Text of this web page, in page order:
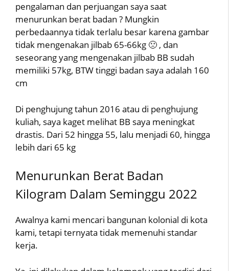
pengalaman dan perjuangan saya saat
menurunkan berat badan ? Mungkin
perbedaannya tidak terlalu besar karena gambar
tidak mengenakan jilbab 65-66kg 🙁 , dan
seseorang yang mengenakan jilbab BB sudah
memiliki 57kg, BTW tinggi badan saya adalah 160
cm
Di penghujung tahun 2016 atau di penghujung
kuliah, saya kaget melihat BB saya meningkat
drastis. Dari 52 hingga 55, lalu menjadi 60, hingga
lebih dari 65 kg
Menurunkan Berat Badan
Kilogram Dalam Seminggu 2022
Awalnya kami mencari bangunan kolonial di kota
kami, tetapi ternyata tidak memenuhi standar
kerja.